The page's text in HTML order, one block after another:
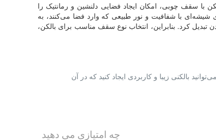
با سقف چوبی، امکان ایجاد فضایی دلنشین و رمانتیک را
با شفافیت و نور طبیعی که وارد فضا می‌کنند، به
تبدیل کرد. بنابراین، انتخاب نوع سقف مناسب برای بالکن،
بالکنی زیبا و کاربردی ایجاد کنید که در آن
چه امتیازی می دهید